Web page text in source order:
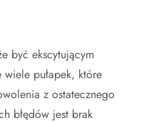
być ekscytującym
pułapek, które
z ostatecznego
błędów jest brak